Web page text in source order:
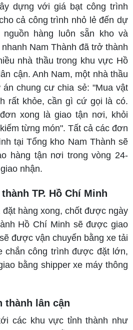
dựng với giá bạt công trình
cả công trình nhỏ lẻ đến dự
hàng luôn sẵn kho và
Nam Thành đã trở thành
nhà thầu trong khu vực Hồ
cận. Anh Nam, một nhà thầu
chung cư chia sẻ: "Mua vật
rất khỏe, cần gì cứ gọi là có.
xong là giao tận nơi, khỏi
từng món". Tất cả các đơn
tại Tổng kho Nam Thành sẽ
hàng tận nơi trong vòng 24-
nhận.
TP. Hồ Chí Minh
đặt hàng xong, chốt được ngày
Hồ Chí Minh sẽ được giao
được vận chuyển bằng xe tải
chắn công trình được đặt lớn,
bằng shipper xe máy thông
thành lân cận
các khu vực tỉnh thành như